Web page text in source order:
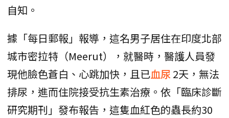
自知。
據「每日郵報」報導，這名男子居住在印度北部
城市密拉特（Meerut），就醫時，醫護人員發
現他臉色蒼白、心跳加快，且已血尿 2天，無法
排尿，進而住院接受抗生素治療。依「臨床診斷
研究期刊」發布報告，這隻血紅色的蟲長約30